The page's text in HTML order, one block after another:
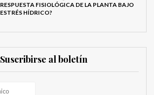
RESPUESTA FISIOLÓGICA DE LA PLANTA BAJO
ESTRÉS HÍDRICO?
Suscribirse al boletín